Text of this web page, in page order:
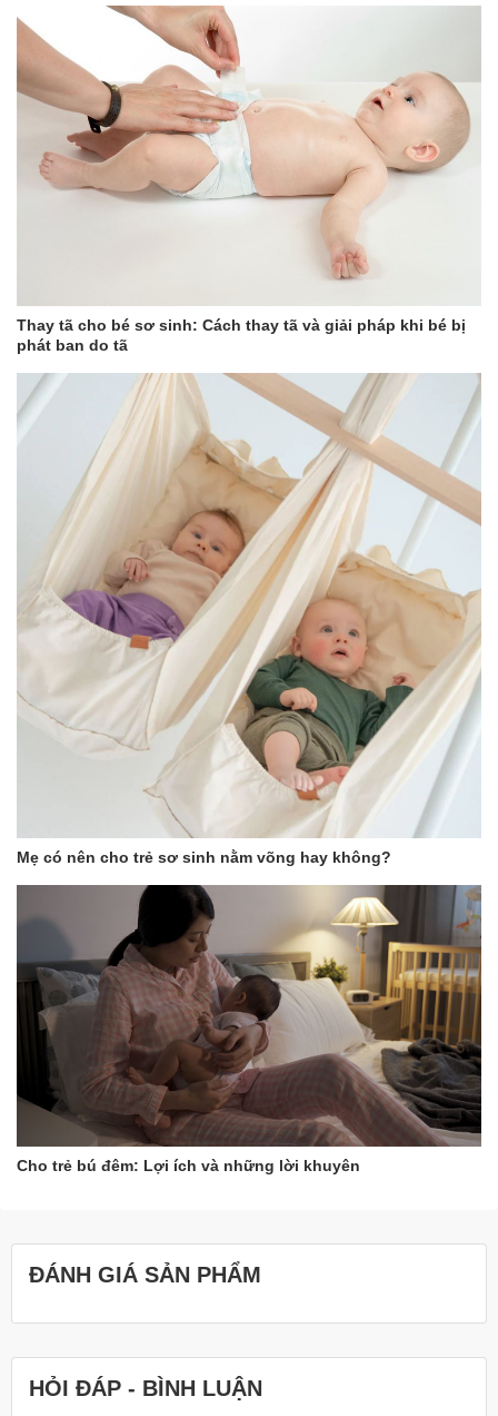
Thay tã cho bé sơ sinh: Cách thay tã và giải pháp khi bé bị
phát ban do tã
Mẹ có nên cho trẻ sơ sinh nằm võng hay không?
Cho trẻ bú đêm: Lợi ích và những lời khuyên
ĐÁNH GIÁ SẢN PHẨM
HỎI ĐÁP - BÌNH LUẬN